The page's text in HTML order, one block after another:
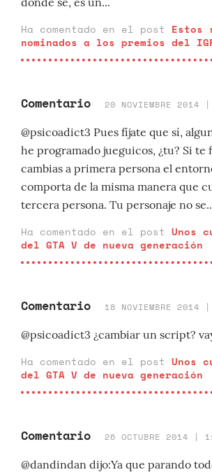
Ha comentado en el post Estos
nominados a los premios del
Comentario 20 NOVIEMBRE 2014
@psicoadict3 Pues fíjate que sí,
he programado jueguicos, ¿tu? Si te
cambias a primera persona el
comporta de la misma manera que
tercera persona. Tu personaje no
Ha comentado en el post Unos
del GTA V de nueva generación
Comentario 18 NOVIEMBRE 2014
@psicoadict3 ¿cambiar un script?
Ha comentado en el post Unos
del GTA V de nueva generación
Comentario 26 OCTUBRE 2014 |
@dandindan dijo:Ya que parando